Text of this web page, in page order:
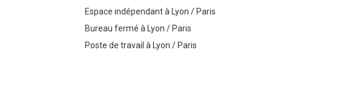
Espace indépendantà Lyon /Paris
Bureau fermé à Lyon /Paris
Poste de travail à Lyon /Paris